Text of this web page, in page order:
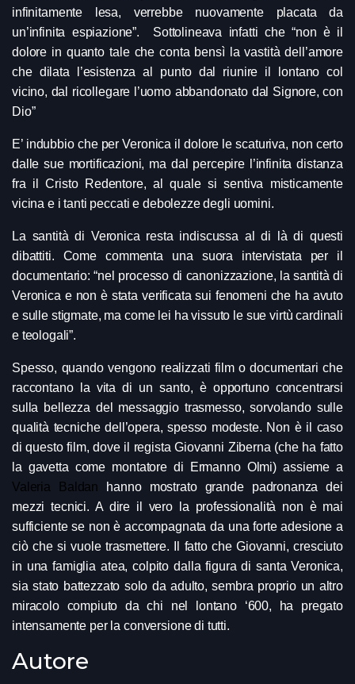
infinitamente lesa, verrebbe nuovamente placata da
un’infinita espiazione”. Sottolineava infatti che “non è il
dolore in quanto tale che conta bensì la vastità dell’amore
che dilata l’esistenza al punto dal riunire il lontano col
vicino, dal ricollegare l’uomo abbandonato dal Signore, con
Dio”
E’ indubbio che per Veronica il dolore le scaturiva, non certo
dalle sue mortificazioni, ma dal percepire l’infinita distanza
fra il Cristo Redentore, al quale si sentiva misticamente
vicina e i tanti peccati e debolezze degli uomini.
La santità di Veronica resta indiscussa al di là di questi
dibattiti. Come commenta una suora intervistata per il
documentario: “nel processo di canonizzazione, la santità di
Veronica e non è stata verificata sui fenomeni che ha avuto
e sulle stigmate, ma come lei ha vissuto le sue virtù cardinali
e teologali”.
Spesso, quando vengono realizzati film o documentari che
raccontano la vita di un santo, è opportuno concentrarsi
sulla bellezza del messaggio trasmesso, sorvolando sulle
qualità tecniche dell’opera, spesso modeste. Non è il caso
di questo film, dove il regista Giovanni Ziberna (che ha fatto
la gavetta come montatore di Ermanno Olmi) assieme a
Valeria Baldan hanno mostrato grande padronanza dei
mezzi tecnici. A dire il vero la professionalità non è mai
sufficiente se non è accompagnata da una forte adesione a
ciò che si vuole trasmettere. Il fatto che Giovanni, cresciuto
in una famiglia atea, colpito dalla figura di santa Veronica,
sia stato battezzato solo da adulto, sembra proprio un altro
miracolo compiuto da chi nel lontano ‘600, ha pregato
intensamente per la conversione di tutti.
Autore